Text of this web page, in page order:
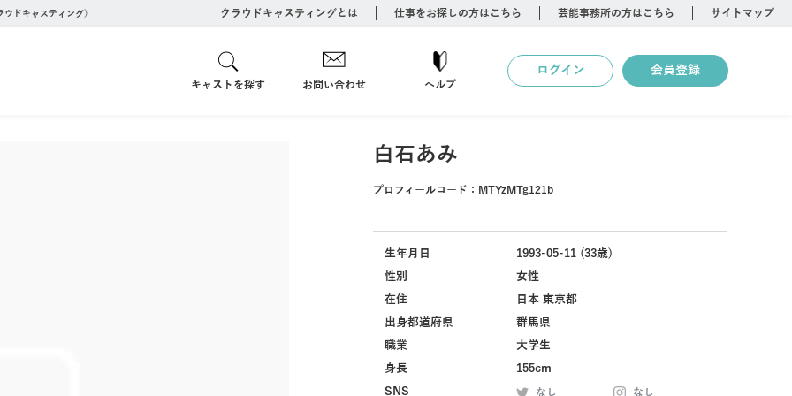
ドキャスティング） クラウドキャスティングとは 仕事をお探しの方はこちら 芸能事務所の方はこちら サイトマップ
キャストを探す お問い合わせ ヘルプ
ログイン 会員登録
白石あみ
プロフィールコード： MTYzMTg121b
生年月日
1993-05-11 (33歳)
性別
女性
在住
日本 東京都
出身都道府県
群馬県
職業
大学生
身長
155cm
SNS
なし なし